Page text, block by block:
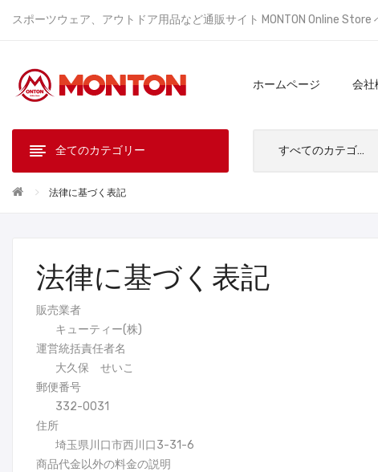
スポーツウェア、アウトドア用品など通販サイト MONTON Online Store
ホームページ 会社
全てのカテゴリー すべてのカテゴリ
法律に基づく表記
法律に基づく表記
販売業者
キューティー(株)
運営統括責任者名
大久保 せいこ
郵便番号
332-0031
住所
埼玉県川口市西川口3-31-6
商品代金以外の料金の説明